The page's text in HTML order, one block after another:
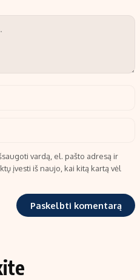
vardą, el. pašto adresą ir
įvesti iš naujo, kai kitą kartą vėl